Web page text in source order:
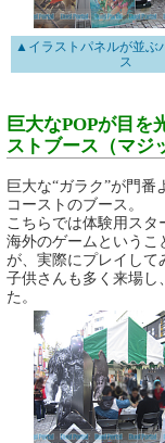
▲イラストパネルが並ぶ
ス
巨大なPOPが目を
ストブース（マジ
巨大な“ガラク”が門番
コーストのブース。
こちらでは体験用スタ
海外のゲームというこ
が、実際にプレイして
子供さんも多く来場し
た。